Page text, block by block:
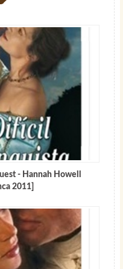
- Hannah Howell
2011]